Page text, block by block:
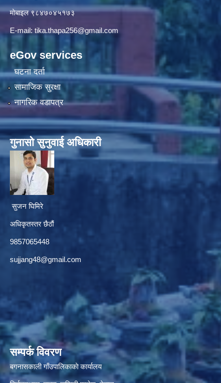
माे‍बाइल ९८४७०४५१७३
E-mail: tika.thapa256@gmail.com
eGov services
घटना दर्ता
सामाजिक सुरक्षा
नागरिक वडापत्र
गुनासाे सुनुवाई अधिकारी
सुजन घिमिरे
अधिकृतस्तर छैठौं‌
9857065448
sujjang48@gmail.com
सम्पर्क विवरण
बगनासकाली गाँउपालिकाकाे कार्यालय